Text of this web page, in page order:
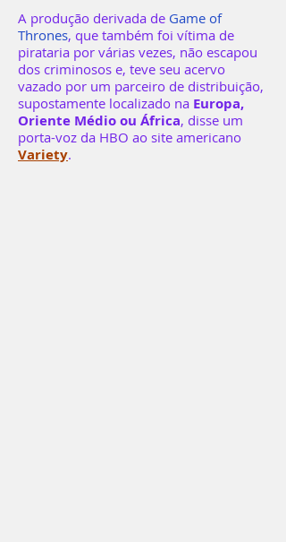
A produção derivada de Game of
Thrones, que também foi vítima de
pirataria por várias vezes, não escapou
dos criminosos e, teve seu acervo
vazado por um parceiro de distribuição,
supostamente localizado na Europa,
Oriente Médio ou África, disse um
porta-voz da HBO ao site americano
Variety.